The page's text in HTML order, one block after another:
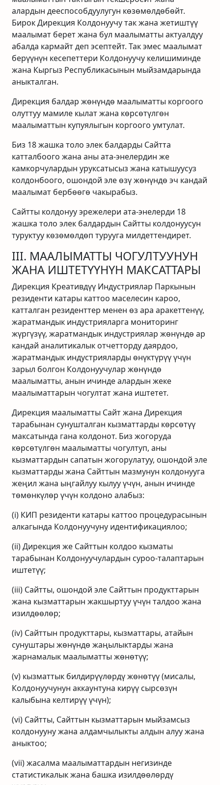
алардын дееспособдуулугун көзөмөлдөбөйт.
Бирок Дирекция Колдонуучу так жана жетиштүү
маалымат берет жана бул маалыматты актуалдуу
абалда кармайт деп эсептейт. Так эмес маалымат
берүүнүн кесепеттери Колдонуучу келишиминде
жана Кыргыз Республикасынын мыйзамдарында
аныкталган.
Дирекция балдар жөнүндө маалыматты коргоого
олуттуу мамиле кылат жана көрсөтүлгөн
маалыматтын купуялыгын коргоого умтулат.
Биз 18 жашка толо элек балдарды Сайтта
катталбоого жана аны ата-энелердин же
камкорчулардын уруксатысыз жана катышуусуз
колдонбоого, ошондой эле өзү жөнүндө эч кандай
маалымат бербөөгө чакырабыз.
Сайтты колдонуу эрежелери ата-энелерди 18
жашка толо элек балдардын Сайтты колдонуусун
туруктуу көзөмөлдөп турууга милдеттендирет.
III. МААЛЫМАТТЫ ЧОГУЛТУУНУН
ЖАНА ИШТЕТҮҮНҮН МАКСАТТАРЫ
Дирекция Креативдүү Индустриялар Паркынын
резиденти катары каттоо маселесин кароо,
катталган резиденттер менен өз ара аракеттенүү,
жаратмандык индустрияларга мониторинг
жүргүзүү, жаратмандык индустриялар жөнүндө ар
кандай аналитикалык отчетторду даярдоо,
жаратмандык индустрияларды өнүктүрүү үчүн
зарыл болгон Колдонуучулар жөнүндө
маалыматты, анын ичинде алардын жеке
маалыматтарын чогултат жана иштетет.
Дирекция маалыматты Сайт жана Дирекция
тарабынан сунушталган кызматтарды көрсөтүү
максатында гана колдонот. Биз жогоруда
көрсөтүлгөн маалыматты чогултуп, аны
кызматтардын сапатын жогорулатуу, ошондой эле
кызматтарды жана Сайттын мазмунун колдонууга
жеңил жана ыңгайлуу кылуу үчүн, анын ичинде
төмөнкүлөр үчүн колдоно алабыз:
(i) КИП резиденти катары каттоо процедурасынын
алкагында Колдонуучуну идентификациялоо;
(ii) Дирекция же Сайттын колдоо кызматы
тарабынан Колдонуучулардын суроо-талаптарын
иштетүү;
(iii) Сайтты, ошондой эле Сайттын продукттарын
жана кызматтарын жакшыртуу үчүн талдоо жана
изилдөөлөр;
(iv) Сайттын продукттары, кызматтары, атайын
сунуштары жөнүндө жаңылыктарды жана
жарнамалык маалыматты жөнөтүү;
(v) кызматтык билдирүүлөрдү жөнөтүү (мисалы,
Колдонуучунун аккаунтуна кирүү сырсөзүн
калыбына келтирүү үчүн);
(vi) Сайтты, Сайттын кызматтарын мыйзамсыз
колдонууну жана алдамчылыкты алдын алуу жана
аныктоо;
(vii) жасалма маалыматтардын негизинде
статистикалык жана башка изилдөөлөрдү